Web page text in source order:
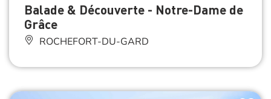
Balade & Découverte - Notre-Dame de
Grâce
ROCHEFORT-DU-GARD